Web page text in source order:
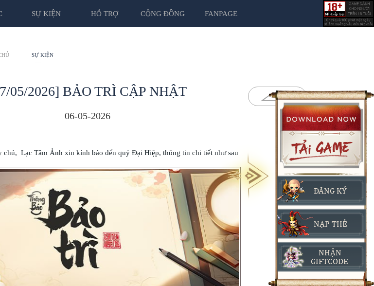
SỰ KIỆN HỖ TRỢ CỘNG ĐỒNG FANPAGE
SỰ KIỆN
05/2026] BẢO TRÌ CẬP NHẬT
06-05-2026
chủ, Lạc Tâm Ảnh xin kính báo đến quý Đại Hiệp, thông tin chi tiết như sau
ĐĂNG KÝ
NẠP THẺ
NHẬN
GIFTCODE